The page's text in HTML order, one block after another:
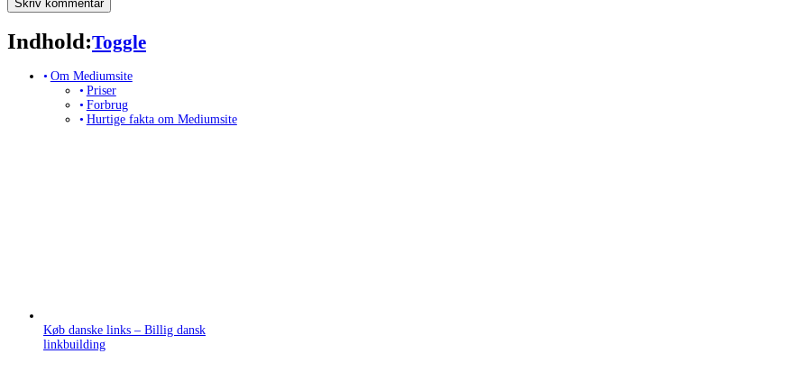
Indhold:Toggle Table of Content
Toggle
Om Mediumsite
Priser
Forbrug
Hurtige fakta om Mediumsite
Køb danske links – Billig dansk
linkbuilding